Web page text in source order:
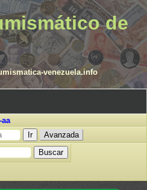
de
venezuela.info
aa
Avanzada